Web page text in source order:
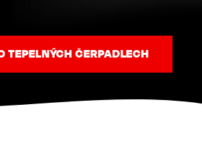
TEPELNÝCH ČERPADLECH